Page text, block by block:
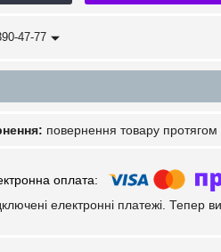
47-77
повернення товару протягом
електронні платежі.